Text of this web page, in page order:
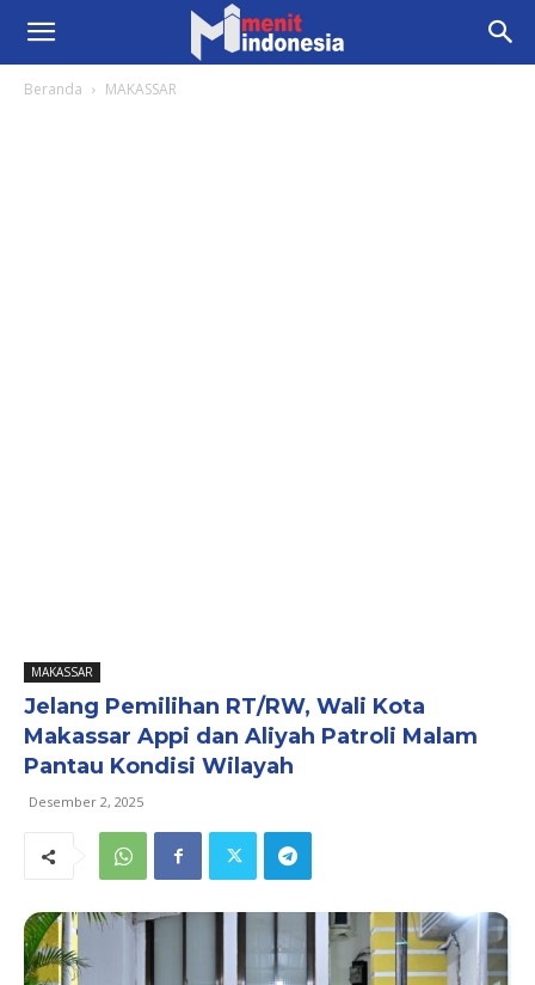
Beranda MAKASSAR
MAKASSAR
Jelang Pemilihan RT/RW, Wali Kota
Makassar Appi dan Aliyah Patroli Malam
Pantau Kondisi Wilayah
Desember 2, 2025